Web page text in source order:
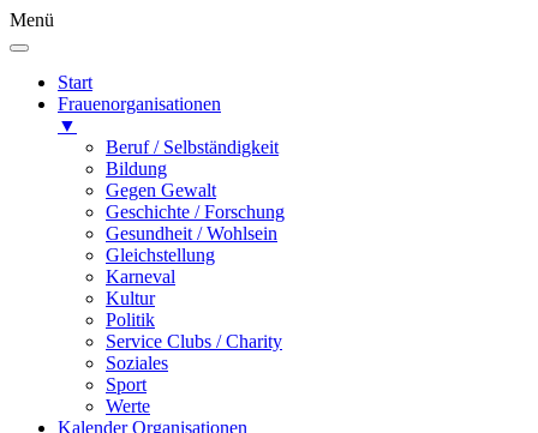
Menü
Start
Frauenorganisationen
▼
Beruf / Selbständigkeit
Bildung
Gegen Gewalt
Geschichte / Forschung
Gesundheit / Wohlsein
Gleichstellung
Karneval
Kultur
Politik
Service Clubs / Charity
Soziales
Sport
Werte
Kalender Organisationen